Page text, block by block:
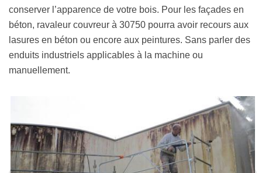
conserver l’apparence de votre bois. Pour les façades en
béton, ravaleur couvreur à 30750 pourra avoir recours aux
lasures en béton ou encore aux peintures. Sans parler des
enduits industriels applicables à la machine ou
manuellement.